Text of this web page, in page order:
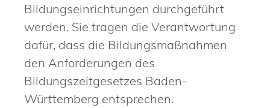
Bildungseinrichtungen durchgeführt
werden. Sie tragen die Verantwortung
dafür, dass die Bildungsmaßnahmen
den Anforderungen des
Bildungszeitgesetzes Baden-
Württemberg entsprechen.